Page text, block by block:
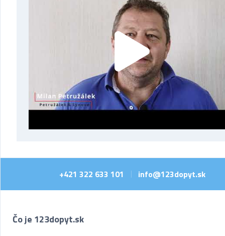
+421 322 633 101 info@123dopyt.sk
Čo je 123dopyt.sk